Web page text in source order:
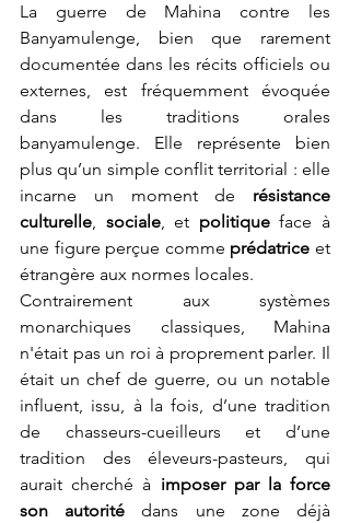
La guerre de Mahina contre les
Banyamulenge, bien que rarement
documentée dans les récits officiels ou
externes, est fréquemment évoquée
dans les traditions orales
banyamulenge. Elle représente bien
plus qu’un simple conflit territorial : elle
incarne un moment de résistance
culturelle, sociale, et politique face à
une figure perçue comme prédatrice et
étrangère aux normes locales.
Contrairement aux systèmes
monarchiques classiques, Mahina
n'était pas un roi à proprement parler. Il
était un chef de guerre, ou un notable
influent, issu, à la fois, d’une tradition
de chasseurs-cueilleurs et d’une
tradition des éleveurs-pasteurs, qui
aurait cherché à imposer par la force
son autorité dans une zone déjà